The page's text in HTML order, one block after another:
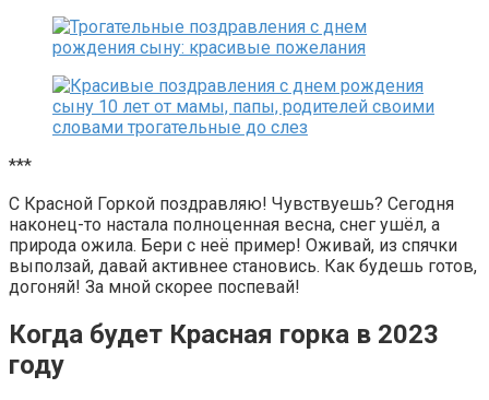
***
С Красной Горкой поздравляю! Чувствуешь? Сегодня
наконец-то настала полноценная весна, снег ушёл, а
природа ожила. Бери с неё пример! Оживай, из спячки
выползай, давай активнее становись. Как будешь готов,
догоняй! За мной скорее поспевай!
Когда будет Красная горка в 2023
году